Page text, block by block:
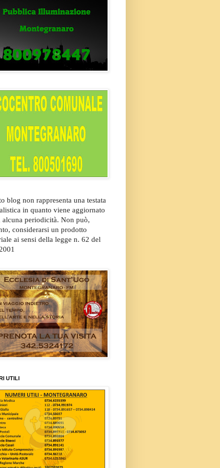
blog non rappresenta una testata
in quanto viene aggiornato
alcuna periodicità. Non può,
considerarsi un prodotto
ai sensi della legge n. 62 del
UTILI